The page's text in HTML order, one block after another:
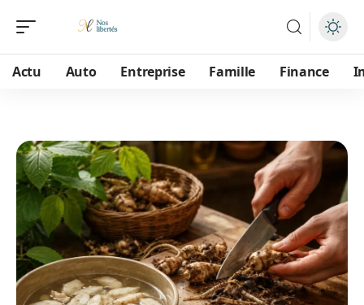
Actu Auto Entreprise Famille Finance